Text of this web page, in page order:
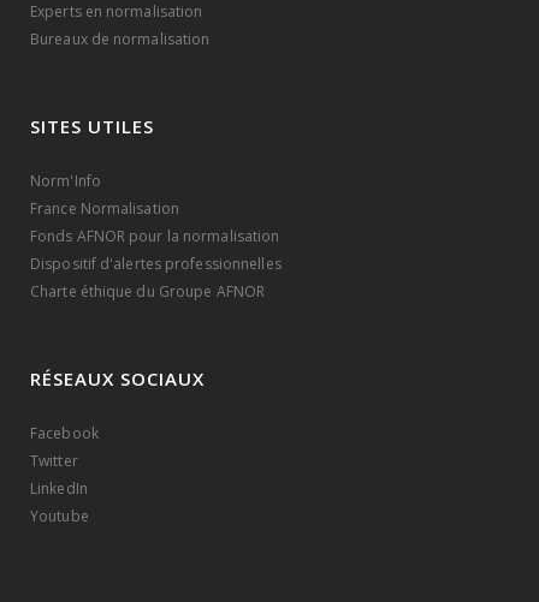
Experts en normalisation
Bureaux de normalisation
SITES UTILES
Norm'Info
France Normalisation
Fonds AFNOR pour la normalisation
Dispositif d'alertes professionnelles
Charte éthique du Groupe AFNOR
RÉSEAUX SOCIAUX
Facebook
Twitter
LinkedIn
Youtube